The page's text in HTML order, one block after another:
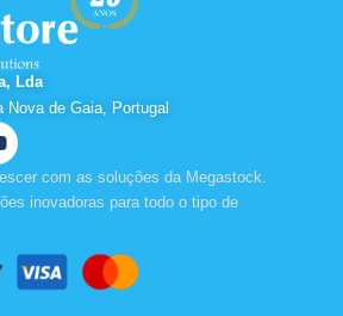
Lda
Nova de Gaia, Portugal
e
com as soluções da Megastock.
inovadoras para todo o tipo de